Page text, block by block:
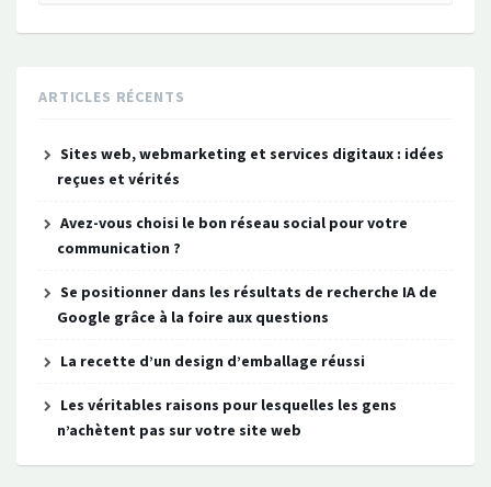
ARTICLES RÉCENTS
Sites web, webmarketing et services digitaux : idées
reçues et vérités
Avez-vous choisi le bon réseau social pour votre
communication ?
Se positionner dans les résultats de recherche IA de
Google grâce à la foire aux questions
La recette d’un design d’emballage réussi
Les véritables raisons pour lesquelles les gens
n’achètent pas sur votre site web